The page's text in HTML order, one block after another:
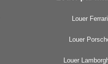
Louer Ferrari
Louer
Louer